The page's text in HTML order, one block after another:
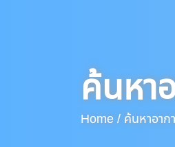
ค้นหา
Home / ค้นหาอาก